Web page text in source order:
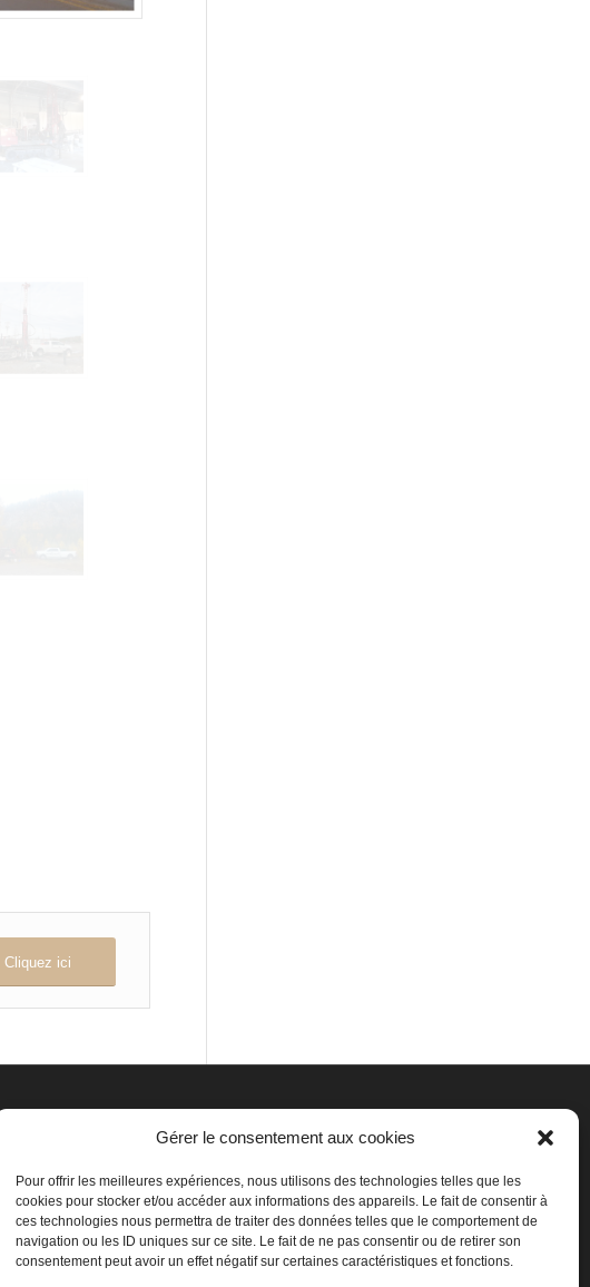
Gérer le consentement aux cookies
Pour offrir les meilleures expériences, nous utilisons des technologies telles que les
cookies pour stocker et/ou accéder aux informations des appareils. Le fait de consentir à
ces technologies nous permettra de traiter des données telles que le comportement de
navigation ou les ID uniques sur ce site. Le fait de ne pas consentir ou de retirer son
consentement peut avoir un effet négatif sur certaines caractéristiques et fonctions.
Cliquez ici
bureau 210
G1N 4K8
0806